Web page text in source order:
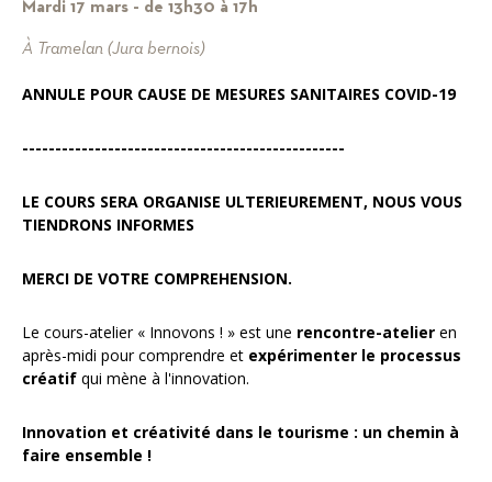
Mardi 17 mars - de 13h30 à 17h
À Tramelan (Jura bernois)
ANNULE POUR CAUSE DE MESURES SANITAIRES COVID-19
-------------------------------------------------
LE COURS SERA ORGANISE ULTERIEUREMENT, NOUS VOUS
TIENDRONS INFORMES
MERCI DE VOTRE COMPREHENSION.
Le cours-atelier « Innovons ! » est une rencontre-atelier en
après-midi pour comprendre et expérimenter le processus
créatif qui mène à l'innovation.
Innovation et créativité dans le tourisme : un chemin à
faire ensemble !